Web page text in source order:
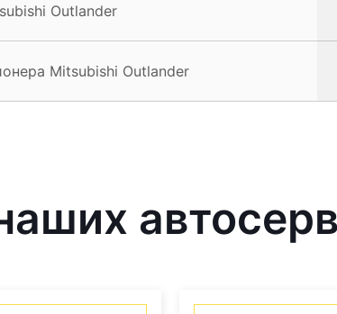
Outlander
Mitsubishi Outlander